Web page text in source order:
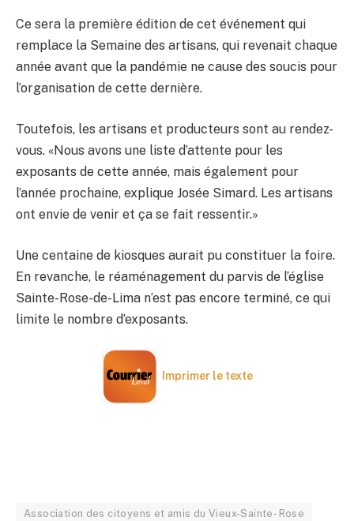
Ce sera la première édition de cet événement qui
remplace la Semaine des artisans, qui revenait chaque
année avant que la pandémie ne cause des soucis pour
l’organisation de cette dernière.
Toutefois, les artisans et producteurs sont au rendez-
vous. «Nous avons une liste d’attente pour les
exposants de cette année, mais également pour
l’année prochaine, explique Josée Simard. Les artisans
ont envie de venir et ça se fait ressentir.»
Une centaine de kiosques aurait pu constituer la foire.
En revanche, le réaménagement du parvis de l’église
Sainte-Rose-de-Lima n’est pas encore terminé, ce qui
limite le nombre d’exposants.
Imprimer le texte
Association des citoyens et amis du Vieux-Sainte- Rose